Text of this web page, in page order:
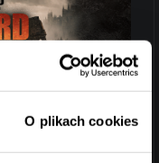
O plikach cookies